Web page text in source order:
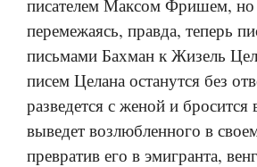
писателем Максом Фришем, но
перемежаясь, правда, теперь
письмами Бахман к Жизель
писем Целана останутся без
разведется с женой и
выведет возлюбленного в
превратив его в эмигранта,